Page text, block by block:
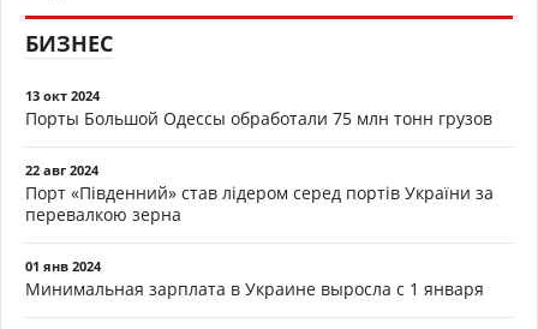
БИЗНЕС
13 окт 2024
Порты Большой Одессы обработали 75 млн тонн грузов
22 авг 2024
Порт «Південний» став лідером серед портів України за
перевалкою зерна
01 янв 2024
Минимальная зарплата в Украине выросла с 1 января